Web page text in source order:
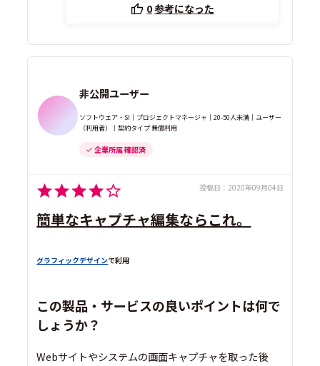
0参考になった
非公開ユーザー
ソフトウェア・SI｜プロジェクトマネージャ｜20-50人未満｜ユーザー
（利用者）｜契約タイプ 無償利用
企業所属 確認済
投稿日： 2020年09月04日
簡単なキャプチャ編集ならこれ。
グラフィックデザインで利用
この製品・サービスの良いポイントは何で
しょうか？
Webサイトやシステムの画面キャプチャを取った後